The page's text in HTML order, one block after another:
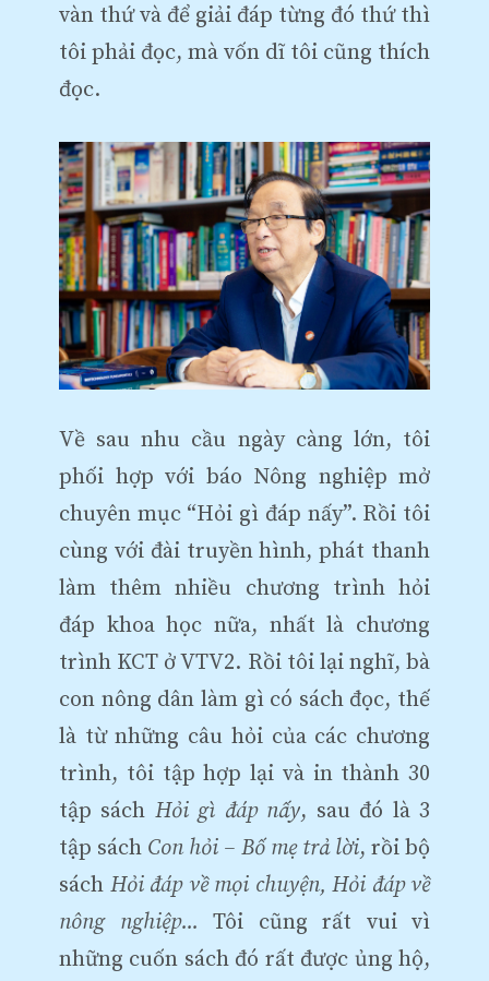
vàn thứ và để giải đáp từng đó thứ thì
tôi phải đọc, mà vốn dĩ tôi cũng thích
đọc.
Về sau nhu cầu ngày càng lớn, tôi
phối hợp với báo Nông nghiệp mở
chuyên mục “Hỏi gì đáp nấy”. Rồi tôi
cùng với đài truyền hình, phát thanh
làm thêm nhiều chương trình hỏi
đáp khoa học nữa, nhất là chương
trình KCT ở VTV2. Rồi tôi lại nghĩ, bà
con nông dân làm gì có sách đọc, thế
là từ những câu hỏi của các chương
trình, tôi tập hợp lại và in thành 30
tập sách Hỏi gì đáp nấy, sau đó là 3
tập sách Con hỏi – Bố mẹ trả lời, rồi bộ
sách Hỏi đáp về mọi chuyện, Hỏi đáp về
nông nghiệp... Tôi cũng rất vui vì
những cuốn sách đó rất được ủng hộ,